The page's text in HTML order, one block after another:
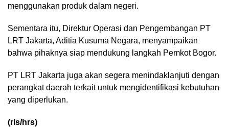
menggunakan produk dalam negeri.
Sementara itu, Direktur Operasi dan Pengembangan PT
LRT Jakarta, Aditia Kusuma Negara, menyampaikan
bahwa pihaknya siap mendukung langkah Pemkot Bogor.
PT LRT Jakarta juga akan segera menindaklanjuti dengan
perangkat daerah terkait untuk mengidentifikasi kebutuhan
yang diperlukan.
(rls/hrs)